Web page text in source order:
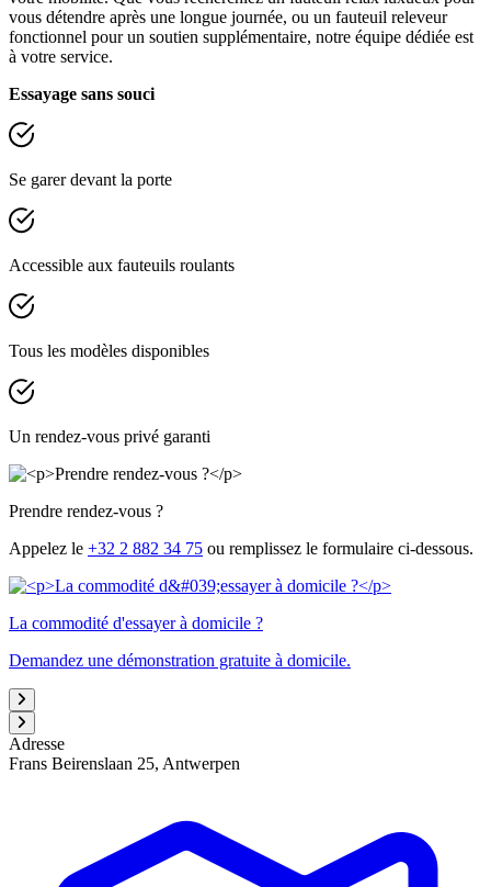
vous détendre après une longue journée, ou un fauteuil releveur
fonctionnel pour un soutien supplémentaire, notre équipe dédiée est
à votre service.
Essayage sans souci
Se garer devant la porte
Accessible aux fauteuils roulants
Tous les modèles disponibles
Un rendez-vous privé garanti
Prendre rendez-vous ?
Appelez le +32 2 882 34 75 ou remplissez le formulaire ci-dessous.
La commodité d'essayer à domicile ?
Demandez une démonstration gratuite à domicile.
Adresse
Frans Beirenslaan 25, Antwerpen